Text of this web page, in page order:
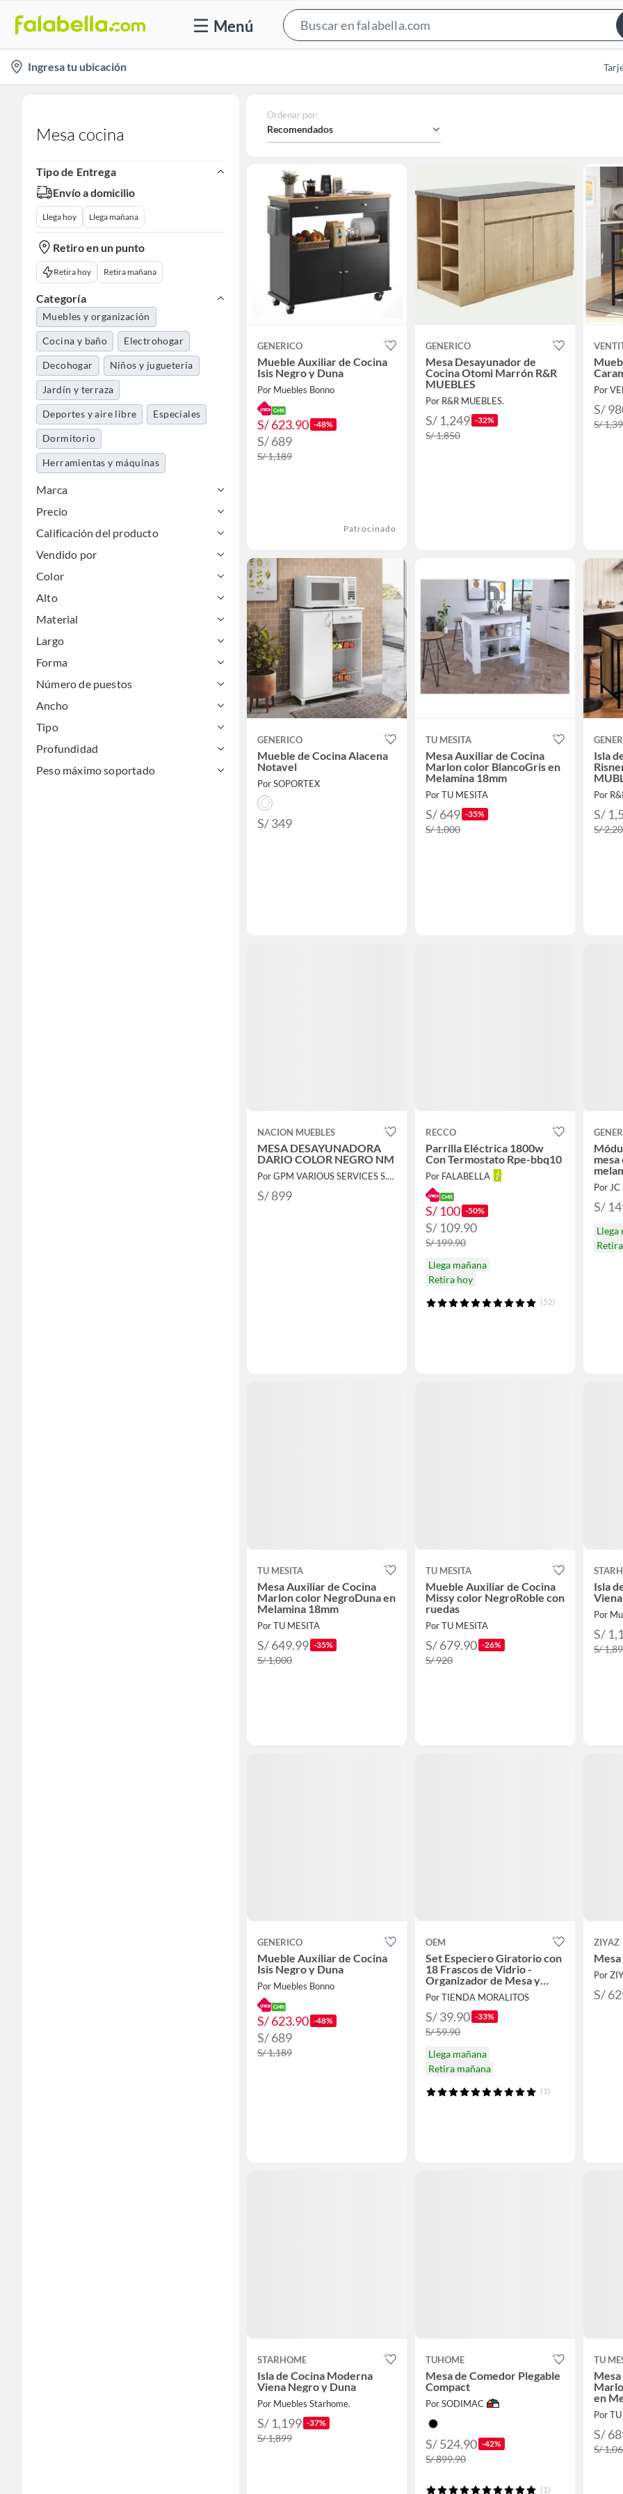
Menú
Bar
location-
icon
Ingresa tu ubicación
Mesa cocina
Tipo de Entrega
Envío a domicilio
Llega hoy Llega mañana
Retiro en un punto
Retira hoy Retira mañana
Categoría
Muebles y organización
Cocina y baño Electrohogar
Decohogar Niños y juguetería
Jardín y terraza
Deportes y aire libre Especiales
Dormitorio
Herramientas y máquinas
Utiles de aseo y limpieza
Alimentos y bebidas
Marca
Precio
Calificación del producto
Vendido por
Color
Alto
Material
Largo
Forma
Número de puestos
Ancho
Tipo
Profundidad
Peso máximo soportado
Ordenar por:
Recomendados
GENERICO
Mueble Auxiliar de Cocina
Isis Negro y Duna
Por Muebles Bonno
S/ 623.90 -48%
S/ 689
S/ 1,189
Patrocinado
GENERICO
Mesa Desayunador de
Cocina Otomi Marrón R&R
MUEBLES
Por R&R MUEBLES.
S/ 1,249 -32%
S/ 1,850
Por
S/
S/
GENERICO
Mueble de Cocina Alacena
Notavel
Por SOPORTEX
S/ 349
TU MESITA
Mesa Auxiliar de Cocina
Marlon color BlancoGris en
Melamina 18mm
Por TU MESITA
S/ 649 -35%
S/ 1,000
Isla
Por
S/
S/
NACION MUEBLES
MESA DESAYUNADORA
DARIO COLOR NEGRO NM
Por GPM VARIOUS SERVICES S.A.C.
S/ 899
RECCO
Parrilla Eléctrica 1800w
Con Termostato Rpe-bbq10
Por FALABELLA
S/ 100 -50%
S/ 109.90
S/ 199.90
Llega mañana
Retira hoy
(52)
Por
S/
Llega
TU MESITA
Mesa Auxiliar de Cocina
Marlon color NegroDuna en
Melamina 18mm
Por TU MESITA
S/ 649.99 -35%
S/ 1,000
TU MESITA
Mueble Auxiliar de Cocina
Missy color NegroRoble con
ruedas
Por TU MESITA
S/ 679.90 -26%
S/ 920
Isla
Por
S/
S/
GENERICO
Mueble Auxiliar de Cocina
Isis Negro y Duna
Por Muebles Bonno
S/ 623.90 -48%
S/ 689
S/ 1,189
OEM
Set Especiero Giratorio con
18 Frascos de Vidrio -
Organizador de Mesa y
Cocina
Por TIENDA MORALITOS
S/ 39.90 -33%
S/ 59.90
Llega mañana
Retira mañana
(1)
ZIYAZ
Por
S/
STARHOME
Isla de Cocina Moderna
Viena Negro y Duna
Por Muebles Starhome.
S/ 1,199 -37%
S/ 1,899
TUHOME
Mesa de Comedor Plegable
Compact
Por SODIMAC
S/ 524.90 -42%
S/ 899.90
(1)
TU
en
Por
S/
S/